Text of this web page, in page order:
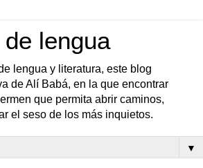
lengua
lengua y literatura, este blog
de Alí Babá, en la que encontrar
que permita abrir caminos,
el seso de los más inquietos.
▼